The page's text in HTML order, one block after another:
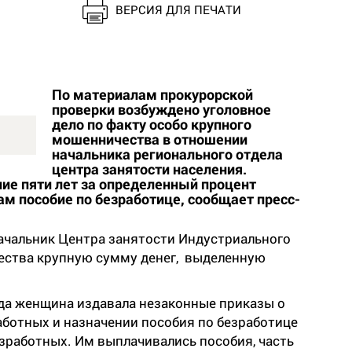
ВЕРСИЯ ДЛЯ ПЕЧАТИ
По материалам прокурорской
проверки возбуждено уголовное
дело по факту особо крупного
мошенничества в отношении
начальника регионального отдела
центра занятости населения.
пяти лет за определенный процент
по безработице, сообщает пресс-
Центра занятости Индустриального
крупную сумму денег, выделенную
женщина издавала незаконные приказы о
и назначении пособия по безработице
Им выплачивались пособия, часть